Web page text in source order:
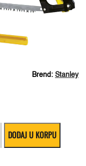
Brend: Stanley
DODAJ U KORPU